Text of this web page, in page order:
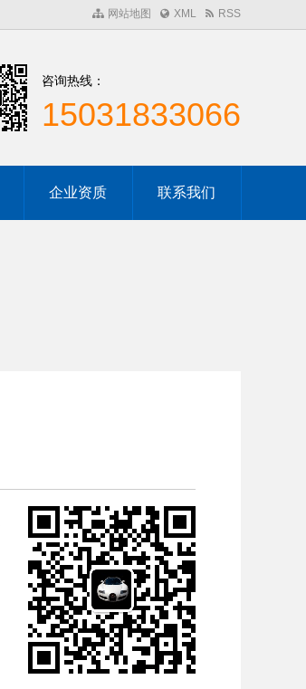
网站地图 XML RSS
咨询热线：
15031833066
企业资质 联系我们